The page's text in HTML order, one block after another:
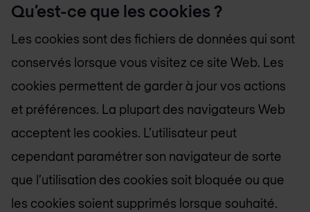
Qu’est-ce que les cookies ?
Les cookies sont des fichiers de données qui sont
conservés lorsque vous visitez ce site Web. Les
cookies permettent de garder à jour vos actions
et préférences. La plupart des navigateurs Web
acceptent les cookies. L’utilisateur peut
cependant paramétrer son navigateur de sorte
que l’utilisation des cookies soit bloquée ou que
les cookies soient supprimés lorsque souhaité.